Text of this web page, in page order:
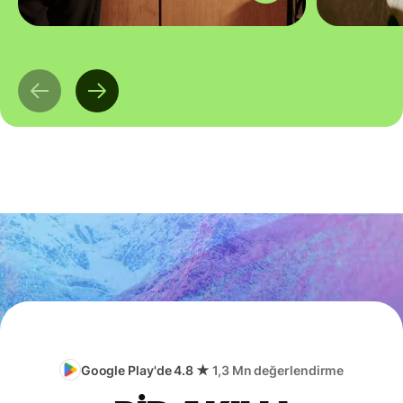
Google Play'de 4.8 ★ 1,3 Mn değerlendirme